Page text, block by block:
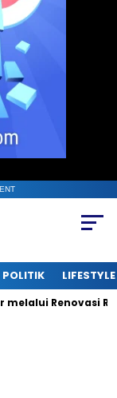
POLITIK LIFESTYLE
Renovasi